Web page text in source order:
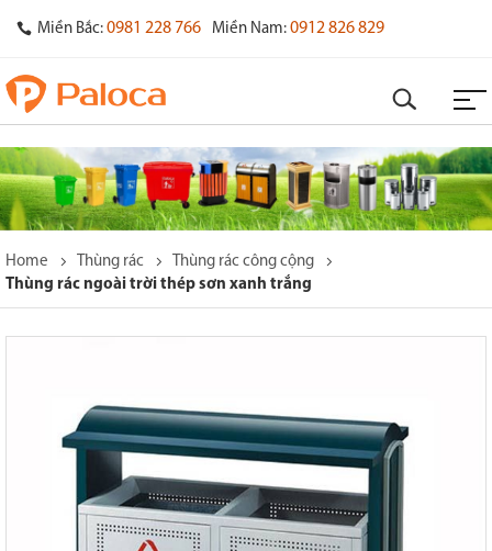
Miền Bắc: 0981 228 766 Miền Nam: 0912 826 829
Home Thùng rác
Thùng rác công cộng
Thùng rác ngoài trời thép sơn xanh trắng